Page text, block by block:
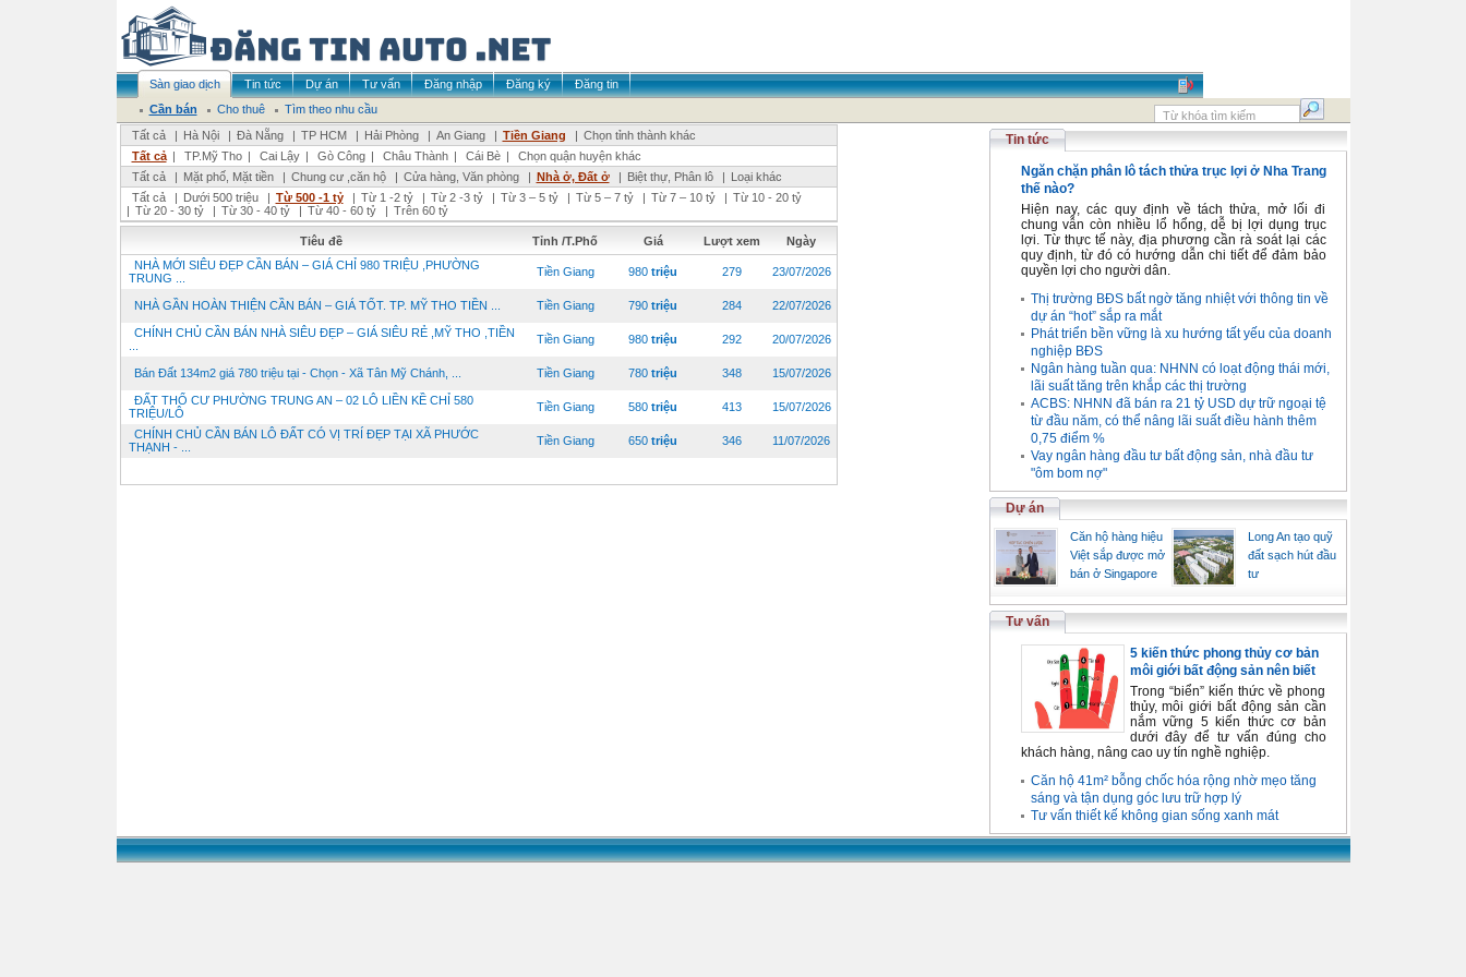
Sàn giao dịch Tin tức Dự án Tư vấn Đăng nhập Đăng ký
Đăng tin
Cần bán
Cho thuê
Tìm theo nhu cầu
Tất cả
| Hà Nội | Đà Nẵng | TP HCM | Hải Phòng | An Giang | Tiền Giang | Chọn tỉnh thành khác
Tất cả | TP.Mỹ Tho | Cai Lậy | Gò Công | Châu Thành | Cái Bè |
Chọn quận huyện khác
Tất cả
| Mặt phố, Mặt tiền | Chung cư ,căn hộ | Cửa hàng, Văn phòng | Nhà ở, Đất ở | Biệt thự, Phân lô | Loại khác
Tất cả
| Dưới 500 triệu | Từ 500 -1 tỷ | Từ 1 -2 tỷ | Từ 2 -3 tỷ | Từ 3 – 5 tỷ | Từ 5 – 7 tỷ | Từ 7 – 10 tỷ | Từ 10 - 20 tỷ
| Từ 20 - 30 tỷ | Từ 30 - 40 tỷ | Từ 40 - 60 tỷ | Trên 60 tỷ
Tiêu đề Tỉnh /T.Phố Giá Lượt xem
Ngày
NHÀ MỚI SIÊU ĐẸP CẦN BÁN – GIÁ CHỈ 980 TRIỆU ,PHƯỜNG
TRUNG ...
Tiền Giang 980 triệu 279 23/07/2026
NHÀ GẦN HOÀN THIỆN CẦN BÁN – GIÁ TỐT. TP. MỸ THO TIỀN ... Tiền Giang 790 triệu 284 22/07/2026
CHÍNH CHỦ CẦN BÁN NHÀ SIÊU ĐẸP – GIÁ SIÊU RẺ ,MỸ THO ,TIỀN
Tiền Giang 980 triệu 292 20/07/2026
Bán Đất 134m2 giá 780 triệu tại - Chọn - Xã Tân Mỹ Chánh, ... Tiền Giang 780 triệu 348 15/07/2026
ĐẤT THỔ CƯ PHƯỜNG TRUNG AN – 02 LÔ LIỀN KỀ CHỈ 580
TRIỆU/LÔ
Tiền Giang 580 triệu 413 15/07/2026
CHÍNH CHỦ CẦN BÁN LÔ ĐẤT CÓ VỊ TRÍ ĐẸP TẠI XÃ PHƯỚC
THẠNH - ...
Tiền Giang 650 triệu 346 11/07/2026
Tin tức
Ngăn chặn phân lô tách thửa trục lợi ở Nha Trang
thế nào?
Hiện nay, các quy định về tách thửa, mở lối đi
chung vẫn còn nhiều lổ hổng, dễ bị lợi dụng trục
lợi. Từ thực tế này, địa phương cần rà soát lại các
quy định, từ đó có hướng dẫn chi tiết để đảm bảo
quyền lợi cho người dân.
Thị trường BĐS bất ngờ tăng nhiệt với thông tin về
dự án “hot” sắp ra mắt
Phát triển bền vững là xu hướng tất yếu của doanh
nghiệp BĐS
Ngân hàng tuần qua: NHNN có loạt động thái mới,
lãi suất tăng trên khắp các thị trường
ACBS: NHNN đã bán ra 21 tỷ USD dự trữ ngoại tệ
từ đầu năm, có thể nâng lãi suất điều hành thêm
0,75 điểm %
Vay ngân hàng đầu tư bất động sản, nhà đầu tư
"ôm bom nợ"
Dự án
Căn hộ hàng hiệu
Việt sắp được mở
bán ở Singapore
Long An tạo quỹ
đất sạch hút đầu
tư
Tư vấn
5 kiến thức phong thủy cơ bản
môi giới bất động sản nên biết
Trong “biển” kiến thức về phong
thủy, môi giới bất động sản cần
nắm vững 5 kiến thức cơ bản
dưới đây để tư vấn đúng cho
khách hàng, nâng cao uy tín nghề nghiệp.
Căn hộ 41m² bỗng chốc hóa rộng nhờ mẹo tăng
sáng và tận dụng góc lưu trữ hợp lý
Tư vấn thiết kế không gian sống xanh mát